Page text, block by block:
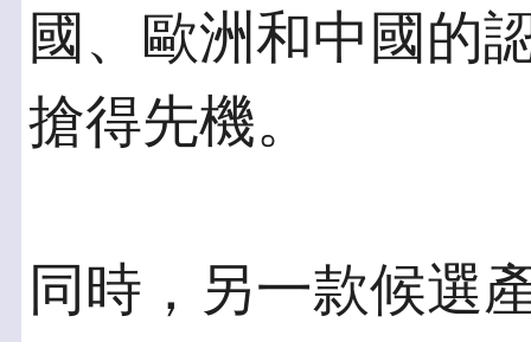
國、歐洲和中國的
搶得先機。
同時，另一款候選